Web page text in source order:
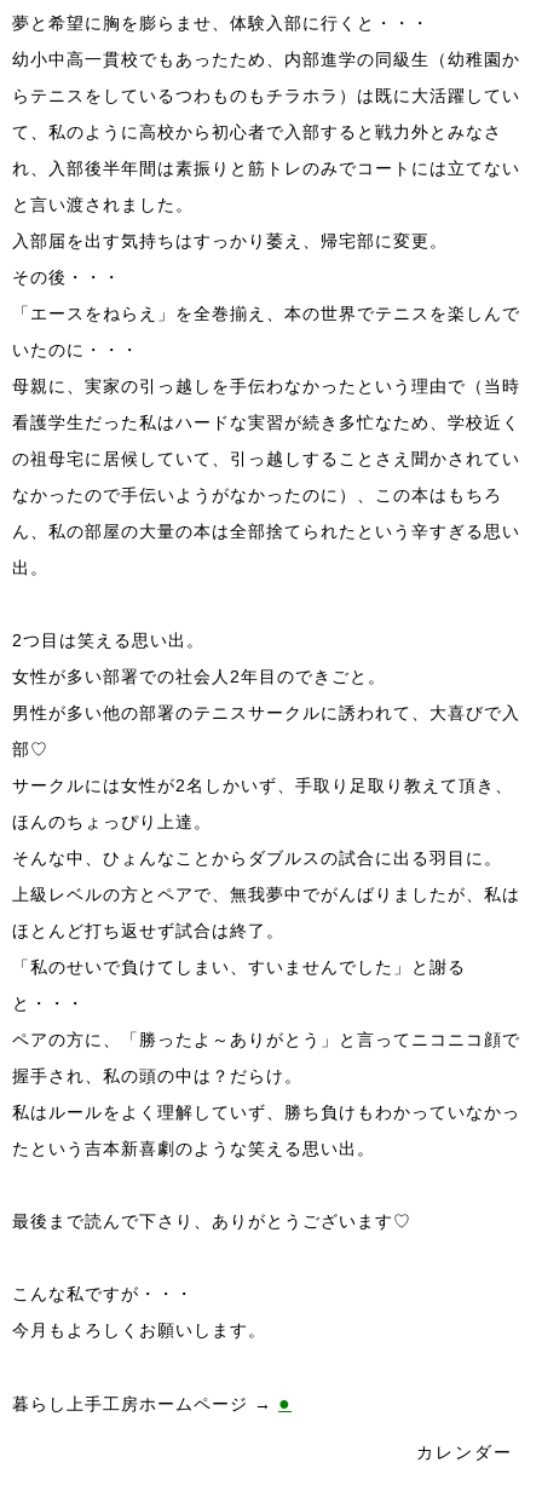
夢と希望に胸を膨らませ、体験入部に行くと・・・
幼小中高一貫校でもあったため、内部進学の同級生（幼稚園か
らテニスをしているつわものもチラホラ）は既に大活躍してい
て、私のように高校から初心者で入部すると戦力外とみなさ
れ、入部後半年間は素振りと筋トレのみでコートには立てない
と言い渡されました。
入部届を出す気持ちはすっかり萎え、帰宅部に変更。
その後・・・
「エースをねらえ」を全巻揃え、本の世界でテニスを楽しんで
いたのに・・・
母親に、実家の引っ越しを手伝わなかったという理由で（当時
看護学生だった私はハードな実習が続き多忙なため、学校近く
の祖母宅に居候していて、引っ越しすることさえ聞かされてい
なかったので手伝いようがなかったのに）、この本はもちろ
ん、私の部屋の大量の本は全部捨てられたという辛すぎる思い
出。
2つ目は笑える思い出。
女性が多い部署での社会人2年目のできごと。
男性が多い他の部署のテニスサークルに誘われて、大喜びで入
部♡
サークルには女性が2名しかいず、手取り足取り教えて頂き、
ほんのちょっぴり上達。
そんな中、ひょんなことからダブルスの試合に出る羽目に。
上級レベルの方とペアで、無我夢中でがんばりましたが、私は
ほとんど打ち返せず試合は終了。
「私のせいで負けてしまい、すいませんでした」と謝る
と・・・
ペアの方に、「勝ったよ～ありがとう」と言ってニコニコ顔で
握手され、私の頭の中は？だらけ。
私はルールをよく理解していず、勝ち負けもわかっていなかっ
たという吉本新喜劇のような笑える思い出。
最後まで読んで下さり、ありがとうございます♡
こんな私ですが・・・
今月もよろしくお願いします。
暮らし上手工房ホームページ → ●
カレンダー